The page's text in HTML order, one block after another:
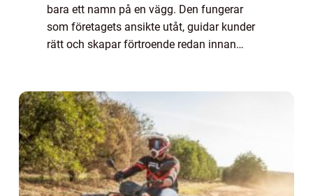
bara ett namn på en vägg. Den fungerar
som företagets ansikte utåt, guidar kunder
rätt och skapar förtroende redan innan
handelsområden el...